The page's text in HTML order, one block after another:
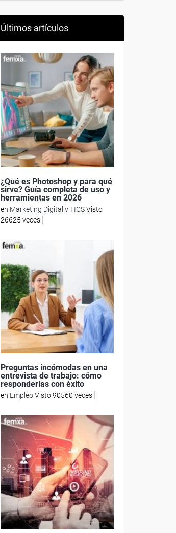
Últimos artículos
¿Qué es Photoshop y para qué
sirve? Guía completa de uso y
herramientas en 2026
en Marketing Digital y TICS Visto
26625 veces
Preguntas incómodas en una
entrevista de trabajo: cómo
responderlas con éxito
en Empleo Visto 90560 veces